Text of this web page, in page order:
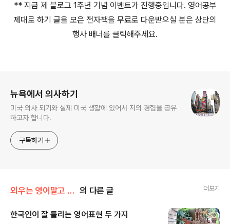
** 지금 제 블로그 1주년 기념 이벤트가 진행중입니다. 영어공부
제대로 하기 글을 모은 전자책을 무료로 다운받으실 분은 상단의
행사 배너를 클릭해주세요.
뉴욕에서 의사하기
미국 의사 되기와 실제 미국 생활에 있어서 저의 경험을 공유
하고자 합니다.
구독하기
외우는 영어말고 이해하는 영어 의 다른 글 더보기
한국인이 잘 틀리는 영어표현 두 가지